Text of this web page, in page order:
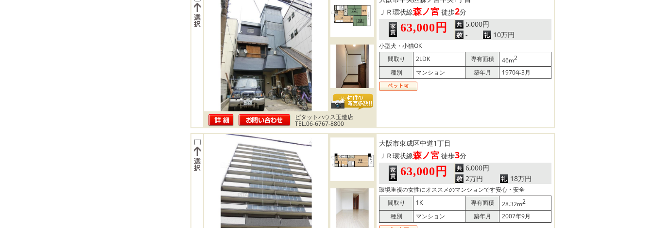
ＪＲ環状線森ノ宮 徒歩2分
63,000円
5,000円
-
10万円
小型犬・小猫OK
間取り
2LDK 専有面積 46m2
種別
マンション 築年月 1970年3月
ピタットハウス玉造店
TEL.06-6767-8800
大阪市東成区中道1丁目
ＪＲ環状線森ノ宮 徒歩3分
63,000円
6,000円
2万円
18万円
環境重視の女性にオススメのマンションです安心・安全
間取り
1K 専有面積 28.32m2
種別
マンション 築年月 2007年9月